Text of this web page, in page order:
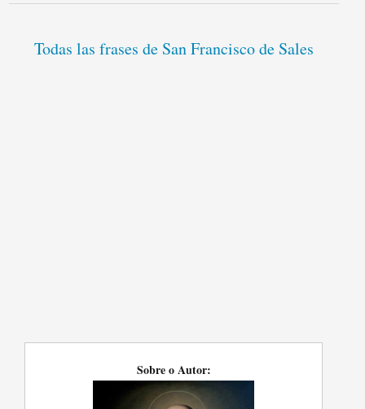
Todas las frases de San Francisco de Sales
Sobre o Autor: